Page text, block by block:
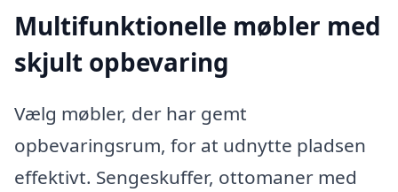
Multifunktionelle møbler med
skjult opbevaring
Vælg møbler, der har gemt
opbevaringsrum, for at udnytte pladsen
effektivt. Sengeskuffer, ottomaner med